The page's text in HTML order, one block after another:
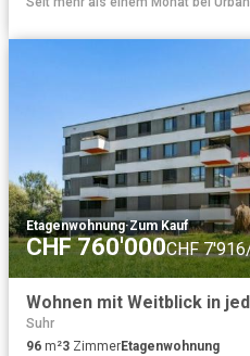
Etagenwohnung·Zum Kauf
CHF 760'000CHF
Wohnen mit Weitblick in
Suhr
96 m²3 ZimmerEtagenwohnung